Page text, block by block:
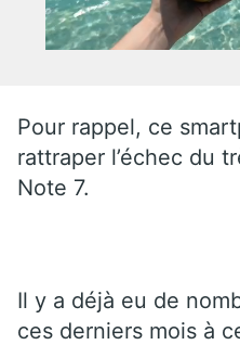
Pour rappel, ce
rattraper l’échec du
Note 7.
Il y a déjà eu de
ces derniers mois à